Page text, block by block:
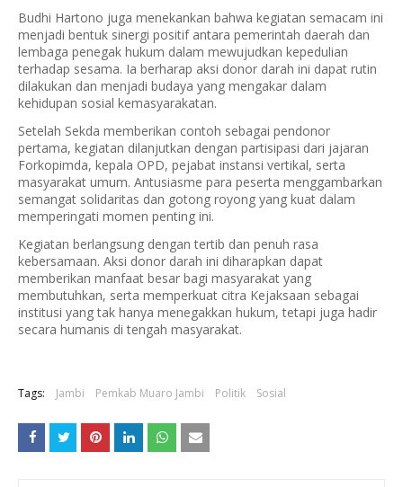
Budhi Hartono juga menekankan bahwa kegiatan semacam ini
menjadi bentuk sinergi positif antara pemerintah daerah dan
lembaga penegak hukum dalam mewujudkan kepedulian
terhadap sesama. Ia berharap aksi donor darah ini dapat rutin
dilakukan dan menjadi budaya yang mengakar dalam
kehidupan sosial kemasyarakatan.
Setelah Sekda memberikan contoh sebagai pendonor
pertama, kegiatan dilanjutkan dengan partisipasi dari jajaran
Forkopimda, kepala OPD, pejabat instansi vertikal, serta
masyarakat umum. Antusiasme para peserta menggambarkan
semangat solidaritas dan gotong royong yang kuat dalam
memperingati momen penting ini.
Kegiatan berlangsung dengan tertib dan penuh rasa
kebersamaan. Aksi donor darah ini diharapkan dapat
memberikan manfaat besar bagi masyarakat yang
membutuhkan, serta memperkuat citra Kejaksaan sebagai
institusi yang tak hanya menegakkan hukum, tetapi juga hadir
secara humanis di tengah masyarakat.
Tags: Jambi Pemkab Muaro Jambi Politik Sosial